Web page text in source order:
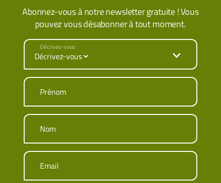
Abonnez-vous à notre newsletter gratuite ! Vous
pouvez vous désabonner à tout moment.
Décrivez-vous
Prénom
Nom
Email